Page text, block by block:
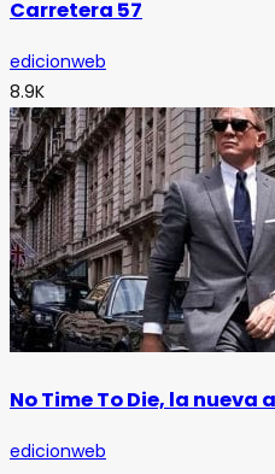
Carretera 57
edicionweb
8.9K
No Time To Die, la
edicionweb